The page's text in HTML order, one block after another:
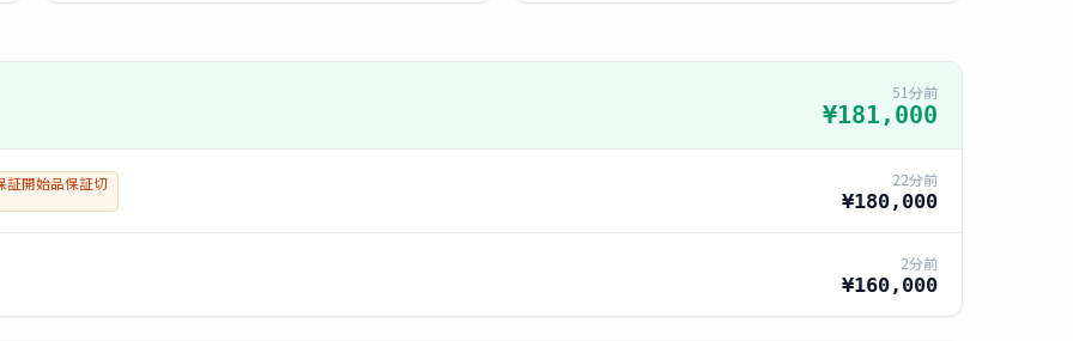
51分前
¥181,000
開始品保証切 22分前
¥180,000
2分前
¥160,000